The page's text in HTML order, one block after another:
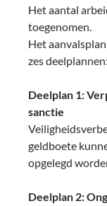
Het aantal
toegenomen.
Het
zes deelplannen:
Deelplan 1:
sanctie
geldboete
opgelegd
Deelplan 2: